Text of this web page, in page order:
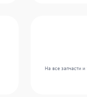
На все запчасти